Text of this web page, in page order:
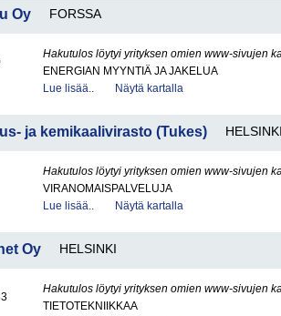
Oy FORSSA
Hakutulos löytyi yrityksen omien www-sivujen
ENERGIAN MYYNTIÄ JA JAKELUA
Lue lisää..
Näytä kartalla
ja kemikaalivirasto (Tukes)
Hakutulos löytyi yrityksen omien www-sivujen
VIRANOMAISPALVELUJA
Lue lisää..
Näytä kartalla
Oy HELSINKI
Hakutulos löytyi yrityksen omien www-sivujen
TIETOTEKNIIKKAA